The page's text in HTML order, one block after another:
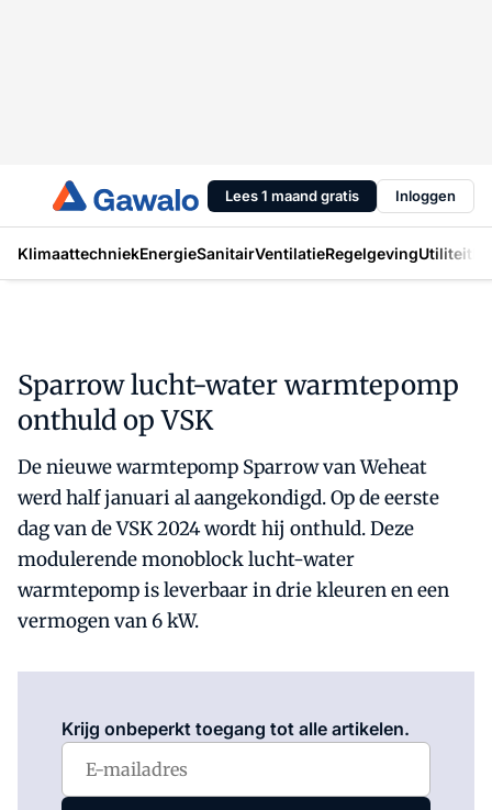
Lees 1 maand gratis Inloggen
KlimaattechniekEnergieSanitairVentilatieRegelgevingUtiliteit
Sparrow lucht-water warmtepomp
onthuld op VSK
De nieuwe warmtepomp Sparrow van Weheat
werd half januari al aangekondigd. Op de eerste
dag van de VSK 2024 wordt hij onthuld. Deze
modulerende monoblock lucht-water
warmtepomp is leverbaar in drie kleuren en een
vermogen van 6 kW.
Krijg onbeperkt toegang tot alle artikelen.